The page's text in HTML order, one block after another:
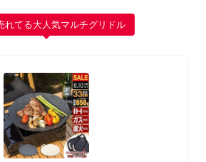
れてる大人気マルチグリドル